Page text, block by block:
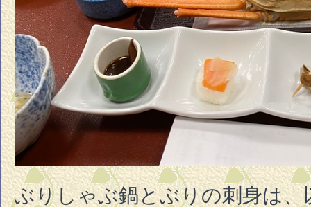
ぶりしゃぶ鍋とぶりの刺身は